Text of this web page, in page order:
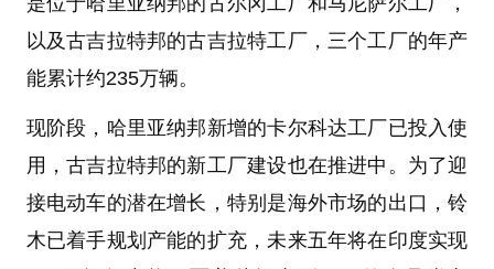
以及古吉拉特邦的古吉拉特工厂，三个工厂的年产
能累计约235万辆。
现阶段，哈里亚纳邦新增的卡尔科达工厂已投入使
用，古吉拉特邦的新工厂建设也在推进中。为了迎
接电动车的潜在增长，特别是海外市场的出口，铃
木已着手规划产能的扩充，未来五年将在印度实现